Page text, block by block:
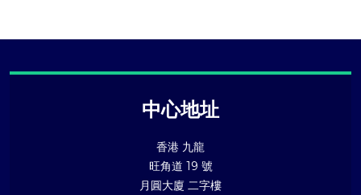
中心地址
香港 九龍
旺角道 19 號
月圓大廈 二字樓